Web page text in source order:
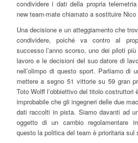
condividere i dati della propria
new team-mate chiamato a sostituire Nico
Una decisione e un atteggiamento che
condividere, poiché va contro al
successo l’anno scorso, uno dei piloti
lavoro e le decisioni del suo datore di
nell’olimpo di questo sport. Parliamo di
mettere a segno 51 vittorie su 59 gran
Toto Wolff l’obbiettivo del titolo costruttori
improbabile che gli ingegneri delle due
dati raccolti in pista. Siamo davanti ad
oggetto di un cambio regolamentare
questo la politica del team è prioritaria sul